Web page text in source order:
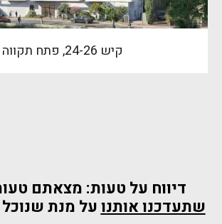
קיש 24-26, פתח תקווה
דיווח על טעות: מצאתם
שתעדכנו אותנועל מנת